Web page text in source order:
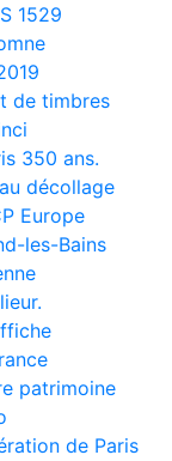
1529
de timbres
350 ans.
décollage
Europe
les-Bains
patrimoine
de Paris